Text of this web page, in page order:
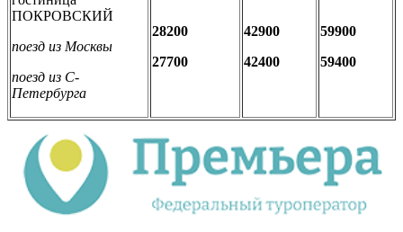
ПОКРОВСКИЙ
поезд из Москвы
поезд из С-
Петербурга
28200
27700
42900
42400
59900
59400